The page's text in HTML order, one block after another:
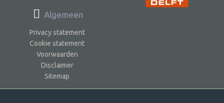
Algemeen
Privacy statement
Cookie statement
Voorwaarden
Disclaimer
Sitemap